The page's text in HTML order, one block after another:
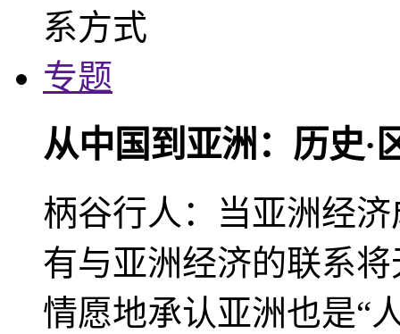
专题
从中国到亚洲：历史·
柄谷行人：当亚洲经
有与亚洲经济的联系
情愿地承认亚洲也是“